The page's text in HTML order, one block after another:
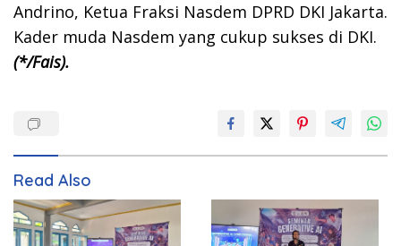
Andrino, Ketua Fraksi Nasdem DPRD DKI Jakarta.
Kader muda Nasdem yang cukup sukses di DKI.
(*/Fais).
Read Also